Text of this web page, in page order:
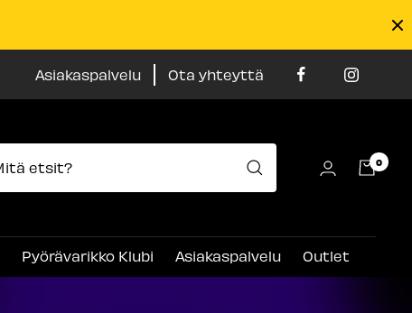
Asiakaspalvelu Ota yhteyttä
0
Pyörävarikko Klubi Asiakaspalvelu Outlet